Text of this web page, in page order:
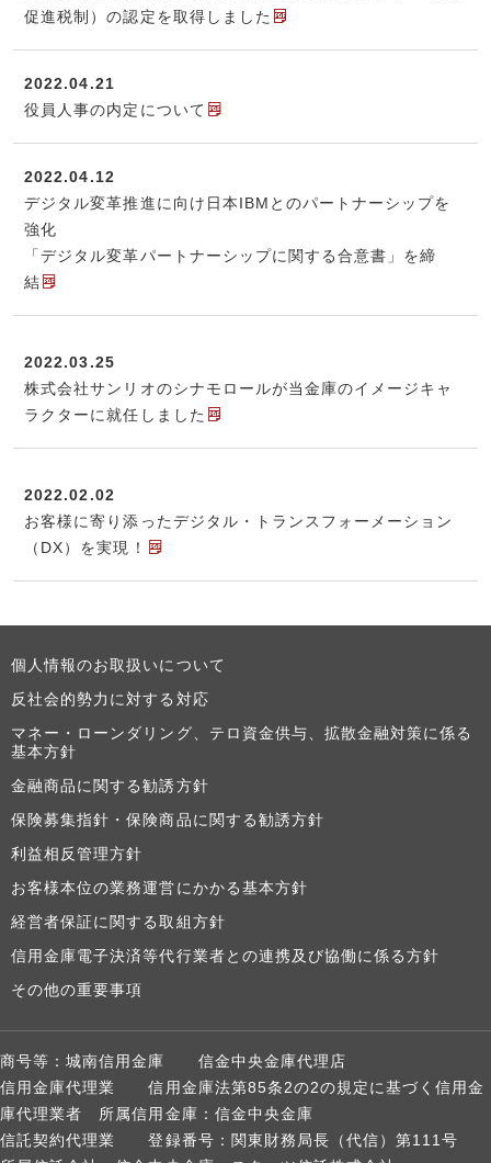
促進税制）の認定を取得しました
2022.04.21
役員人事の内定について
2022.04.12
デジタル変革推進に向け日本IBMとのパートナーシップを
強化
「デジタル変革パートナーシップに関する合意書」を締
結
2022.03.25
株式会社サンリオのシナモロールが当金庫のイメージキャ
ラクターに就任しました
2022.02.02
お客様に寄り添ったデジタル・トランスフォーメーション
（DX）を実現！
個人情報のお取扱いについて
反社会的勢力に対する対応
マネー・ローンダリング、テロ資金供与、拡散金融対策に係る
基本方針
金融商品に関する勧誘方針
保険募集指針・保険商品に関する勧誘方針
利益相反管理方針
お客様本位の業務運営にかかる基本方針
経営者保証に関する取組方針
信用金庫電子決済等代行業者との連携及び協働に係る方針
その他の重要事項
商号等：城南信用金庫 信金中央金庫代理店
信用金庫代理業 信用金庫法第85条2の2の規定に基づく信用金
庫代理業者 所属信用金庫：信金中央金庫
信託契約代理業 登録番号：関東財務局長（代信）第111号